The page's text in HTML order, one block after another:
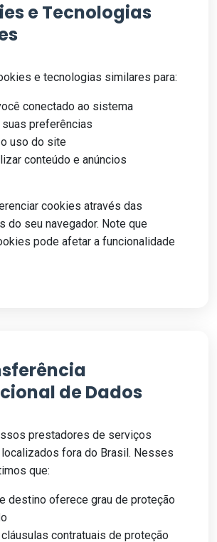
e Tecnologias
e tecnologias similares para:
conectado ao sistema
suas preferências
uso do site
conteúdo e anúncios
cookies através das
do seu navegador. Note que
pode afetar a funcionalidade
de Dados
prestadores de serviços
fora do Brasil. Nesses
que:
destino oferece grau de proteção
contratuais de proteção